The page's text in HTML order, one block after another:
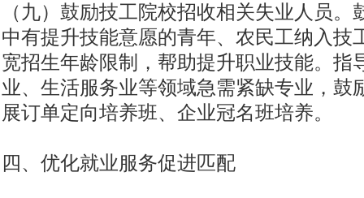
（九）鼓励技工院校招收相关失业人员
中有提升技能意愿的青年、农民工纳入技
宽招生年龄限制，帮助提升职业技能。指
业、生活服务业等领域急需紧缺专业，鼓
展订单定向培养班、企业冠名班培养。
四、优化就业服务促进匹配